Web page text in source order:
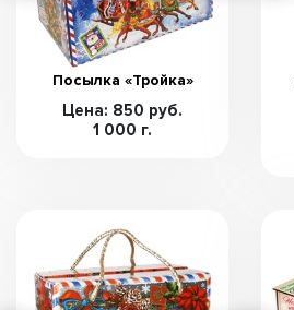
Посылка «Тройка»
Цена: 850 руб.
1 000 г.